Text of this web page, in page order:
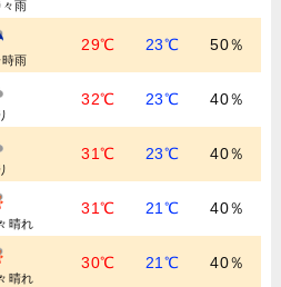
々雨
時雨
29℃ 23℃ 50％
32℃ 23℃ 40％
31℃ 23℃ 40％
晴れ
31℃ 21℃ 40％
晴れ
30℃ 21℃ 40％